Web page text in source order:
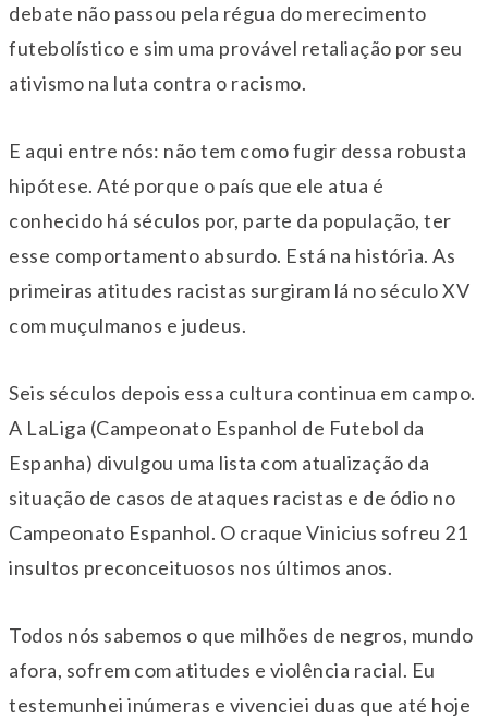
debate não passou pela régua do merecimento
futebolístico e sim uma provável retaliação por seu
ativismo na luta contra o racismo.
E aqui entre nós: não tem como fugir dessa robusta
hipótese. Até porque o país que ele atua é
conhecido há séculos por, parte da população, ter
esse comportamento absurdo. Está na história. As
primeiras atitudes racistas surgiram lá no século XV
com muçulmanos e judeus.
Seis séculos depois essa cultura continua em campo.
A LaLiga (Campeonato Espanhol de Futebol da
Espanha) divulgou uma lista com atualização da
situação de casos de ataques racistas e de ódio no
Campeonato Espanhol. O craque Vinicius sofreu 21
insultos preconceituosos nos últimos anos.
Todos nós sabemos o que milhões de negros, mundo
afora, sofrem com atitudes e violência racial. Eu
testemunhei inúmeras e vivenciei duas que até hoje